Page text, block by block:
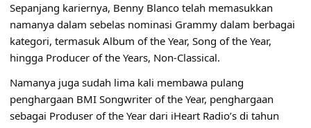
Sepanjang kariernya, Benny Blanco telah memasukkan
namanya dalam sebelas nominasi Grammy dalam berbagai
kategori, termasuk Album of the Year, Song of the Year,
hingga Producer of the Years, Non-Classical.
Namanya juga sudah lima kali membawa pulang
penghargaan BMI Songwriter of the Year, penghargaan
sebagai Produser of the Year dari iHeart Radio’s di tahun